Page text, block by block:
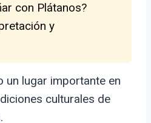
con Plátanos?
y
un lugar importante en
culturales de